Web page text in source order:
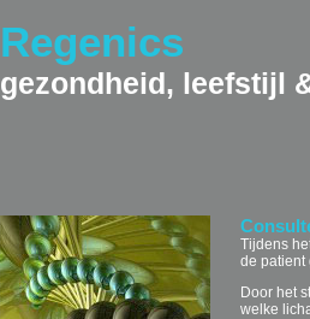
Regenics
gezondheid, leefstijl
Tijdens
de patient
Door het
welke